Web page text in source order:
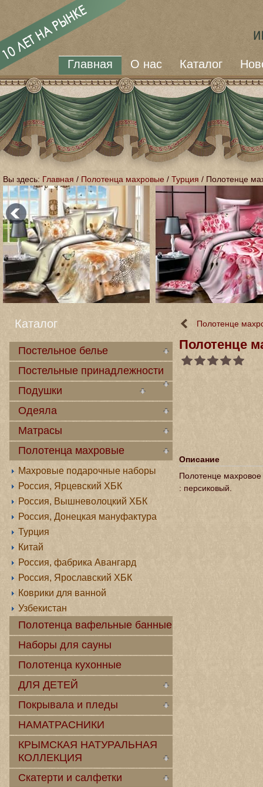
Главная О нас Каталог
Вы здесь: Главная / Полотенца махровые / Турция / Полотенце
Полотенце
Полотенце
Описание
Полотенце махровое
: персиковый.
Каталог
Постельное белье
Постельные принадлежности
Подушки
Одеяла
Матрасы
Полотенца махровые
Махровые подарочные наборы
Россия, Ярцевский ХБК
Россия, Вышневолоцкий ХБК
Россия, Донецкая мануфактура
Турция
Китай
Россия, фабрика Авангард
Россия, Ярославский ХБК
Коврики для ванной
Узбекистан
Полотенца вафельные банные
Наборы для сауны
Полотенца кухонные
ДЛЯ ДЕТЕЙ
Покрывала и пледы
НАМАТРАСНИКИ
КРЫМСКАЯ НАТУРАЛЬНАЯ
КОЛЛЕКЦИЯ
Скатерти и салфетки